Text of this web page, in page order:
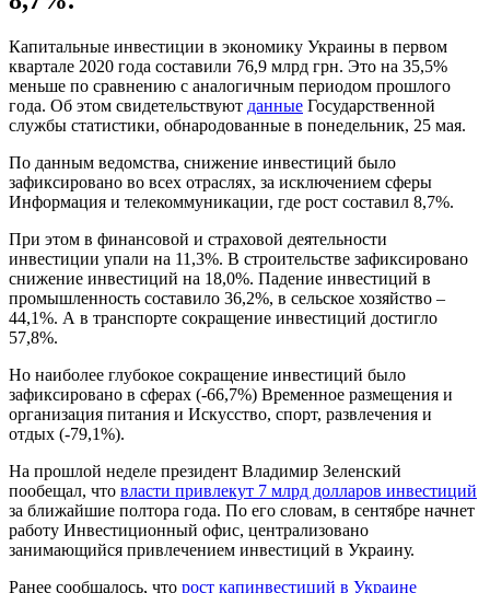
Капитальные инвестиции в экономику Украины в первом
квартале 2020 года составили 76,9 млрд грн. Это на 35,5%
меньше по сравнению с аналогичным периодом прошлого
года. Об этом свидетельствуют данные Государственной
службы статистики, обнародованные в понедельник, 25 мая.
По данным ведомства, снижение инвестиций было
зафиксировано во всех отраслях, за исключением сферы
Информация и телекоммуникации, где рост составил 8,7%.
При этом в финансовой и страховой деятельности
инвестиции упали на 11,3%. В строительстве зафиксировано
снижение инвестиций на 18,0%. Падение инвестиций в
промышленность составило 36,2%, в сельское хозяйство –
44,1%. А в транспорте сокращение инвестиций достигло
57,8%.
Но наиболее глубокое сокращение инвестиций было
зафиксировано в сферах (-66,7%) Временное размещения и
организация питания и Искусство, спорт, развлечения и
отдых (-79,1%).
На прошлой неделе президент Владимир Зеленский
пообещал, что власти привлекут 7 млрд долларов инвестиций
за ближайшие полтора года. По его словам, в сентябре начнет
работу Инвестиционный офис, централизовано
занимающийся привлечением инвестиций в Украину.
Ранее сообщалось, что рост капинвестиций в Украине